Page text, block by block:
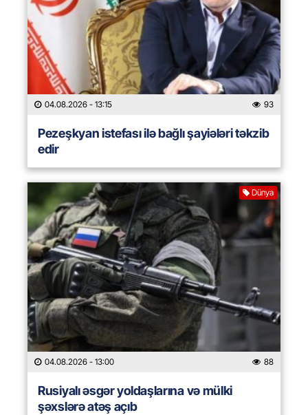
04.08.2026 - 13:15 93
Pezeşkyan istefası ilə bağlı şayiələri təkzib
edir
Dünya
04.08.2026 - 13:00 88
Rusiyalı əsgər yoldaşlarına və mülki
şəxslərə atəş açıb